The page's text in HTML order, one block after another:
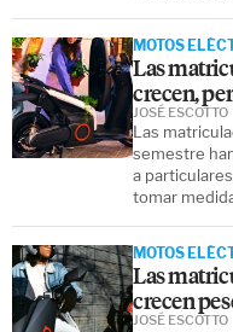
MOTOS
Las
crecen,
Las
semestre
a
tomar
JOSÉ ESCOTTO
MOTOS
Las
crecen
JOSÉ ESCOTTO